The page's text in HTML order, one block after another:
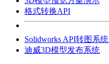
格式转换API
Solidworks API转图系统
迪威3D模型发布系统